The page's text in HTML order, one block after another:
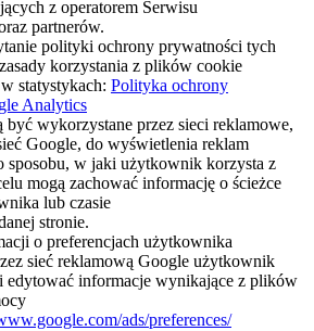
z operatorem Serwisu
partnerów.
polityki ochrony prywatności tych
korzystania z plików cookie
statystykach: Polityka ochrony
Analytics
wykorzystane przez sieci reklamowe,
Google, do wyświetlenia reklam
sposobu, w jaki użytkownik korzysta z
mogą zachować informację o ścieżce
lub czasie
stronie.
o preferencjach użytkownika
sieć reklamową Google użytkownik
edytować informacje wynikające z plików
ads/preferences/